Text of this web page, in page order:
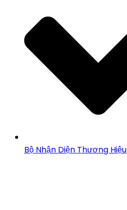
Bộ Nhận Diện Thương Hiệu